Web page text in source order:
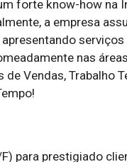
forte know-how na
a empresa
nas
de Vendas, Trabalho
para prestigiado